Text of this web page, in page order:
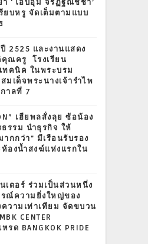
า ‘โอบอุ้ม จิรัฏฐ์ณิชชา’
ยบหรู จัดเต็มตามแบบ
2525 และงานแสดง
ณครู โรงเรียน
ทคนิค ในพระบรม
เด็จพระนางเจ้ารำไพ
าลที่ 7
เฮียพลสั่งลุย ซ้อน้อง
รรม นำธุรกิจ ให้
ากกว่า" มีเรือนรับรอง
องน้ำสงฆ์แห่งแรกใน
เตอร์ ร่วมเป็นส่วนหนึ่ง
ณ์ความยิ่งใหญ่ของ
วามเท่าเทียม จัดขบวน
CENTER
รด BANGKOK PRIDE